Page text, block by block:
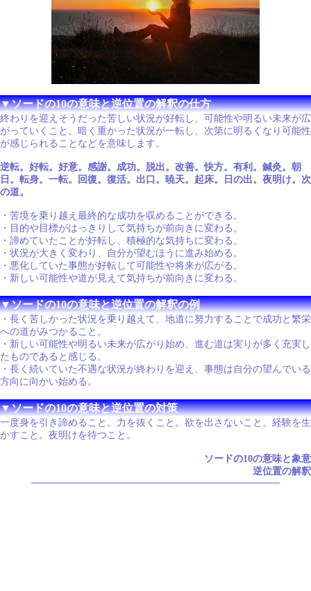
▼ソードの10の意味と逆位置の解釈の仕方
終わりを迎えそうだった苦しい状況が好転し、可能性や明るい未来が広
がっていくこと。暗く重かった状況が一転し、次第に明るくなり可能性
が感じられることなどを意味します。
逆転。好転。好意。感謝。成功。脱出。改善。快方。有利。鍼灸。朝
日。転身。一転。回復。復活。出口。暁天。起床。日の出。夜明け。次
の道。
・苦境を乗り越え最終的な成功を収めることができる。
・目的や目標がはっきりして気持ちが前向きに変わる。
・諦めていたことが好転し、積極的な気持ちに変わる。
・状況が大きく変わり、自分が望むほうに進み始める。
・悪化していた事態が好転して可能性や将来が広がる。
・新しい可能性や道が見えて気持ちが前向きに変わる。
▼ソードの10の意味と逆位置の解釈の例
・長く苦しかった状況を乗り越えて、地道に努力することで成功と繁栄
への道がみつかること。
・新しい可能性や明るい未来が広がり始め、進む道は実りが多く充実し
たものであると感じる。
・長く続いていた不遇な状況が終わりを迎え、事態は自分の望んでいる
方向に向かい始める。
▼ソードの10の意味と逆位置の対策
一度身を引き諦めること。力を抜くこと。欲を出さないこと。経験を生
かすこと。夜明けを待つこと。
ソードの10の意味と象意
逆位置の解釈